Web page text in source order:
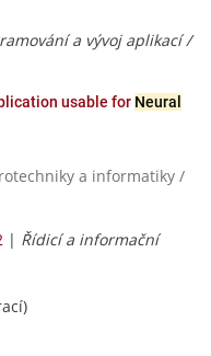
a vývoj aplikací /
usable for Neural
a informatiky /
| Řídicí a informační